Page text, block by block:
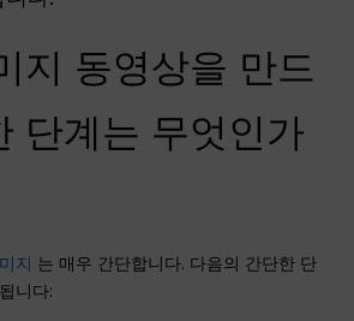
지 동영상을 만드
단계는 무엇인가
지 는 매우 간단합니다. 다음의 간단한 단
니다: